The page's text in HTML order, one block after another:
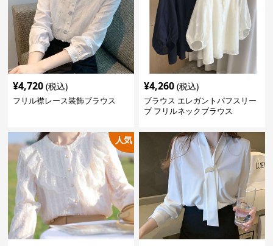
¥4,720 (税込)
フリル襟レース装飾ブラウス
¥4,260 (税込)
ブラウス エレガントパフスリー
ブ フリルネックブラウス
人気